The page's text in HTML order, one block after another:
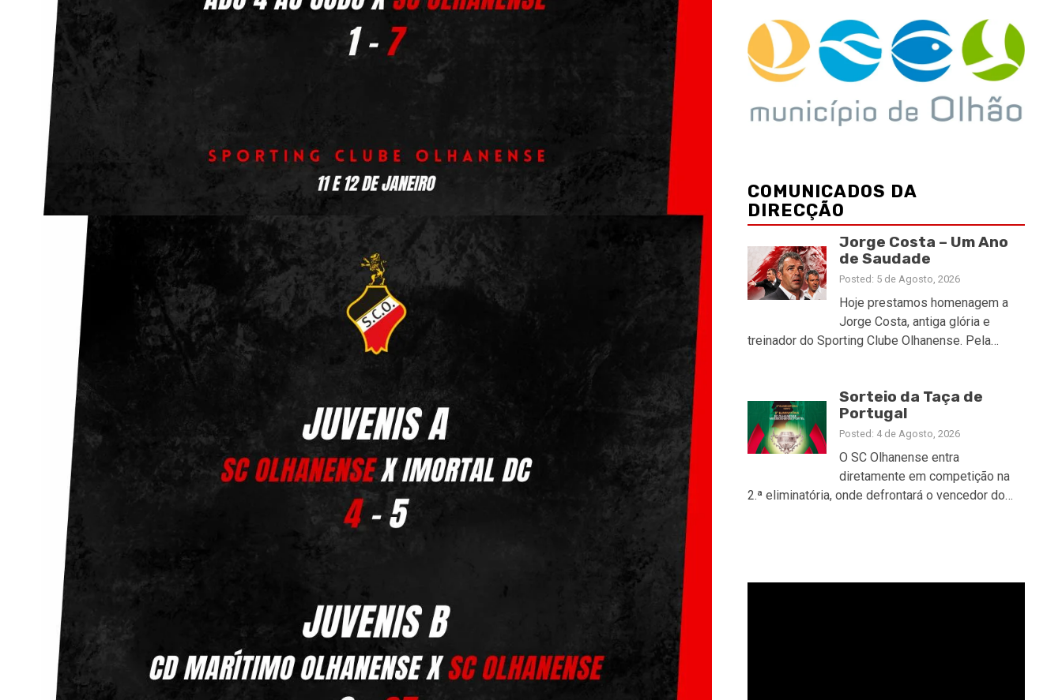
COMUNICADOS DA
DIRECÇÃO
Jorge Costa – Um Ano
de Saudade
Posted: 5 de Agosto, 2026
Hoje prestamos homenagem a
Jorge Costa, antiga glória e
treinador do Sporting Clube Olhanense. Pela…
Sorteio da Taça de
Portugal
Posted: 4 de Agosto, 2026
O SC Olhanense entra
diretamente em competição na
2.ª eliminatória, onde defrontará o vencedor do…